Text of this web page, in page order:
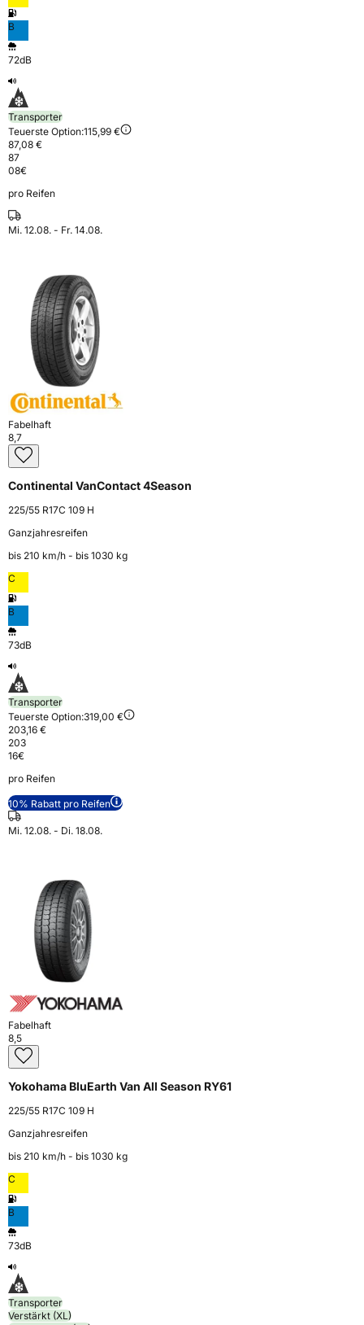
B
72dB
Transporter
Teuerste Option:115,99 €
87,08 €
87
08€
pro Reifen
Mi. 12.08. - Fr. 14.08.
Fabelhaft
8,7
Continental VanContact 4Season
225/55 R17C 109 H
Ganzjahresreifen
bis 210 km⁠/⁠h - bis 1030 kg
C
B
73dB
Transporter
Teuerste Option:319,00 €
203,16 €
203
16€
pro Reifen
10% Rabatt pro Reifen
Mi. 12.08. - Di. 18.08.
Fabelhaft
8,5
Yokohama BluEarth Van All Season RY61
225/55 R17C 109 H
Ganzjahresreifen
bis 210 km⁠/⁠h - bis 1030 kg
C
B
73dB
Transporter
Verstärkt (XL)